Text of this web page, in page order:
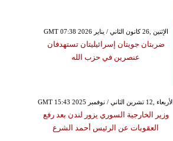
GMT 07:38 2026 الإثنين ,26 كانون الثاني / يناير
ضربتان جويتان إسرائيليتان تستهدفان
عنصرين في حزب الله
GMT 15:43 2025 الأربعاء ,12 تشرين الثاني / نوفمبر
وزير الخارجية السوري يزور لندن بعد رفع
العقوبات عن الرئيس أحمد الشرع